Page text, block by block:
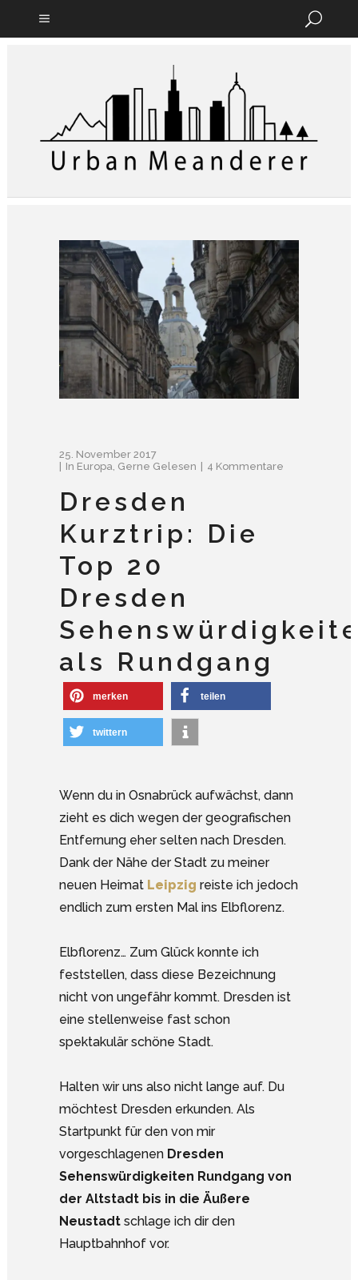
25. November 2017
In Europa, Gerne Gelesen 4 Kommentare
Dresden
Kurztrip: Die
Top 20
Dresden
als Rundgang
merken teilen
twittern
Wenn du in Osnabrück aufwächst, dann
zieht es dich wegen der geografischen
Entfernung eher selten nach Dresden.
Dank der Nähe der Stadt zu meiner
neuen Heimat Leipzig reiste ich jedoch
endlich zum ersten Mal ins Elbflorenz.
Elbflorenz… Zum Glück konnte ich
feststellen, dass diese Bezeichnung
nicht von ungefähr kommt. Dresden ist
eine stellenweise fast schon
spektakulär schöne Stadt.
Halten wir uns also nicht lange auf. Du
möchtest Dresden erkunden. Als
Startpunkt für den von mir
vorgeschlagenen Dresden
Sehenswürdigkeiten Rundgang von
der Altstadt bis in die Äußere
Neustadt schlage ich dir den
Hauptbahnhof vor.